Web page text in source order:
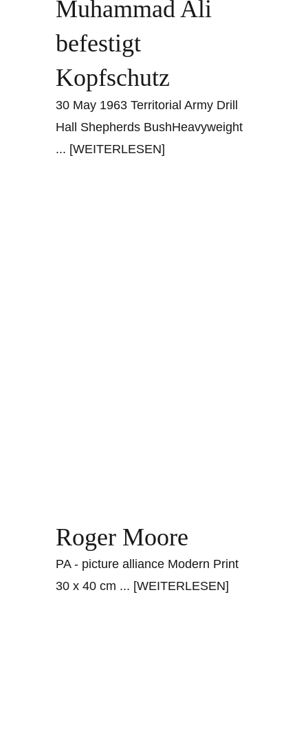
Muhammad Ali
befestigt
Kopfschutz
30 May 1963 Territorial Army Drill
Hall Shepherds BushHeavyweight
... [WEITERLESEN]
Roger Moore
PA - picture alliance Modern Print
30 x 40 cm ... [WEITERLESEN]